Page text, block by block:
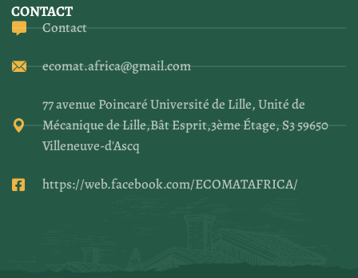
CONTACT
Contact
ecomat.africa@gmail.com
77 avenue Poincaré Université de Lille, Unité de
Mécanique de Lille,Bât Esprit,3ème Étage, S3 59650
Villeneuve-d'Ascq
https://web.facebook.com/ECOMATAFRICA/